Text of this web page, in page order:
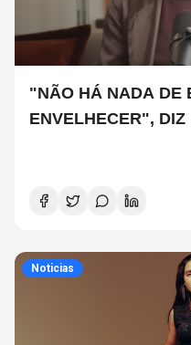
"NÃO HÁ NADA DE
ENVELHECER",
Noticias